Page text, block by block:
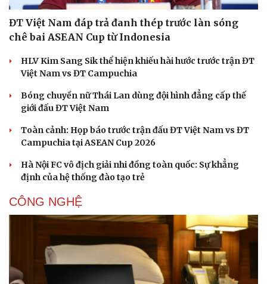
Cải chính
ĐT Việt Nam đáp trả đanh thép trước làn sóng
chê bai ASEAN Cup từ Indonesia
HLV Kim Sang Sik thể hiện khiếu hài hước trước trận ĐT
Việt Nam vs ĐT Campuchia
Bóng chuyền nữ Thái Lan dùng đội hình đẳng cấp thế
giới đấu ĐT Việt Nam
Toàn cảnh: Họp báo trước trận đấu ĐT Việt Nam vs ĐT
Campuchia tại ASEAN Cup 2026
Hà Nội FC vô địch giải nhi đồng toàn quốc: Sự khẳng
định của hệ thống đào tạo trẻ
CÔNG NGHỆ